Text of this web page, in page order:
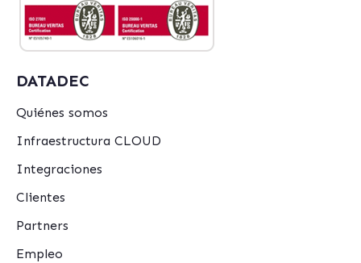
DATADEC
Quiénes somos
Infraestructura CLOUD
Integraciones
Clientes
Partners
Empleo